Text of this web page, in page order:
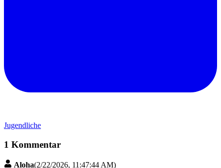
Jugendliche
1 Kommentar
Aloha(2/22/2026, 11:47:44 AM)